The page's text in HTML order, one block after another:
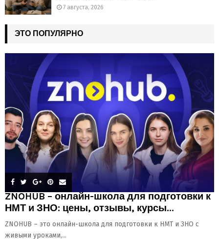
7 августа, 2026
ЭТО ПОПУЛЯРНО
ZNOHUB – онлайн-школа для подготовки к
НМТ и ЗНО: цены, отзывы, курсы...
ZNOHUB – это онлайн-школа для подготовки к НМТ и ЗНО с
живыми уроками,...